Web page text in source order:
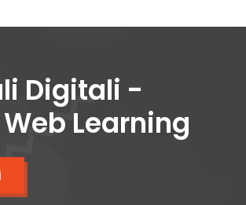
Digitali -
Learning